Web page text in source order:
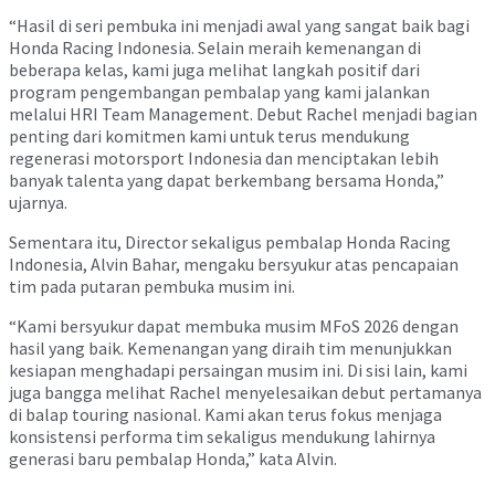
“Hasil di seri pembuka ini menjadi awal yang sangat baik bagi
Honda Racing Indonesia. Selain meraih kemenangan di
beberapa kelas, kami juga melihat langkah positif dari
program pengembangan pembalap yang kami jalankan
melalui HRI Team Management. Debut Rachel menjadi bagian
penting dari komitmen kami untuk terus mendukung
regenerasi motorsport Indonesia dan menciptakan lebih
banyak talenta yang dapat berkembang bersama Honda,”
ujarnya.
Sementara itu, Director sekaligus pembalap Honda Racing
Indonesia, Alvin Bahar, mengaku bersyukur atas pencapaian
tim pada putaran pembuka musim ini.
“Kami bersyukur dapat membuka musim MFoS 2026 dengan
hasil yang baik. Kemenangan yang diraih tim menunjukkan
kesiapan menghadapi persaingan musim ini. Di sisi lain, kami
juga bangga melihat Rachel menyelesaikan debut pertamanya
di balap touring nasional. Kami akan terus fokus menjaga
konsistensi performa tim sekaligus mendukung lahirnya
generasi baru pembalap Honda,” kata Alvin.